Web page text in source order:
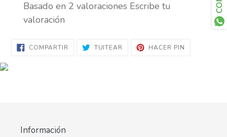
Basado en 2 valoraciones Escribe tu
valoración
COMPARTIR COMPARTIR
EN
TUITEAR TUITEARHACER PIN
Información